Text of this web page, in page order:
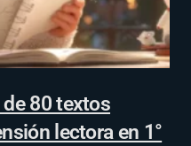
80 textos
lectora en 1°